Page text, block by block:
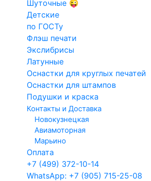
Шуточные 😜
Детские
по ГОСТу
Флэш печати
Экслибрисы
Латунные
Оснастки для круглых печатей
Оснастки для штампов
Подушки и краска
Контакты и Доставка
Новокузнецкая
Авиамоторная
Марьино
Оплата
+7 (499) 372-10-14
WhatsApp: +7 (905) 715-25-08
на заказ
Факсимиле
Для такси
Кадастровый
инженер
Арб.
управляющий
Введите данные для макета
Выбор технологии изготовления
Клише из полимера
гарантия 1 год
Сроки изготовления
Сегодня
После 11:00